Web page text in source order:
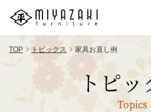
TOP トピックス 家具お直し例
トピッ
Topics